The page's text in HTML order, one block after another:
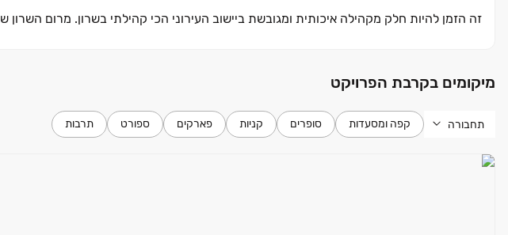
זה הזמן להיות חלק מקהילה איכותית ומגובשת ביישוב העירוני הכי קהילתי בשרון. מרום
משך הנסיעה למוקדי התעסוקה והפנאי וישמרו אתכם קרובים למרכז העניינים.
הרשמו היום לכנס המכירות הגדול – המחיר ליום אחד בלבד!
מיקומים בקרבת הפרויקט
תחבורה קפה ומסעדות סופרים קניות פארקים ספורט תרבות